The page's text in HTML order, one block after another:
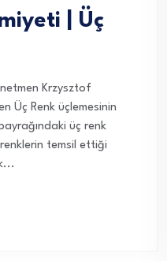
| Üç
Krzysztof
Üç Renk üçlemesinin
üç renk
renklerin temsil ettiği